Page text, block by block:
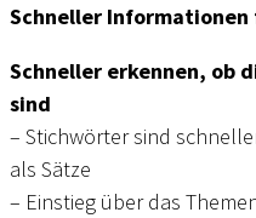
Schneller Informationen
Schneller erkennen, ob
sind
– Stichwörter sind
als Sätze
– Einstieg über das